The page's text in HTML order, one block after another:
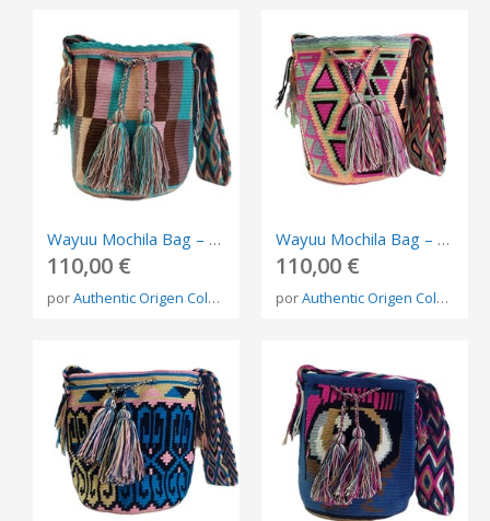
Wayuu Mochila Bag – Handmade Indigenous Shoulder Bag from Colombia
110,00 €
porAuthentic Origen Colombia
Wayuu Mochila Bag – Handmade Indigenous Shoulder Bag from Colombia
110,00 €
porAuthentic Origen Colombia